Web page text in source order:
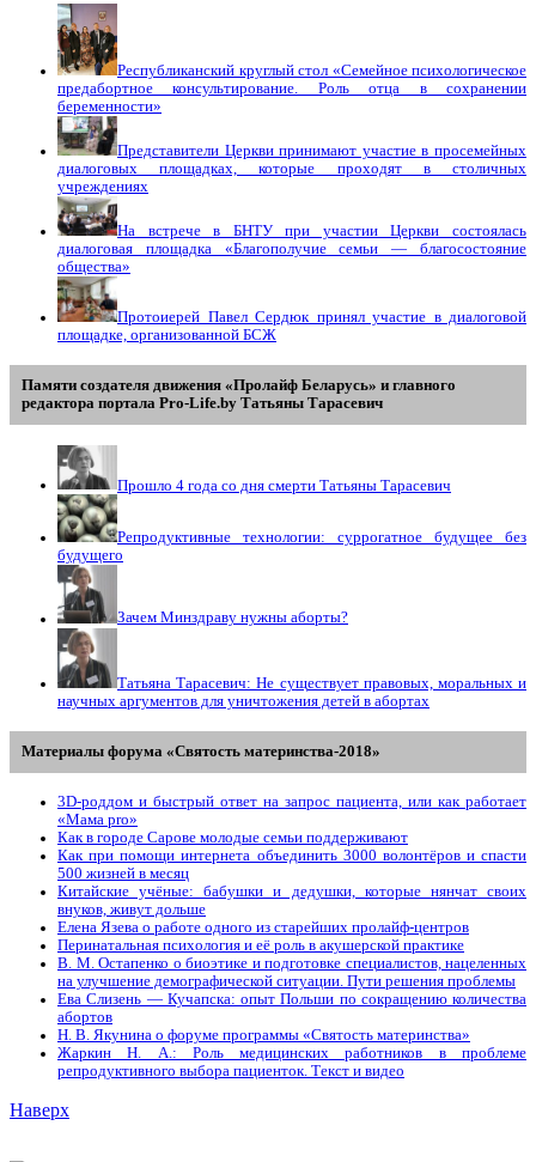
Республиканский круглый стол «Семейное психологическое
предабортное консультирование. Роль отца в сохранении
беременности»
Представители Церкви принимают участие в просемейных
диалоговых площадках, которые проходят в столичных
учреждениях
На встрече в БНТУ при участии Церкви состоялась
диалоговая площадка «Благополучие семьи — благосостояние
общества»
Протоиерей Павел Сердюк принял участие в диалоговой
площадке, организованной БСЖ
Памяти создателя движения «Пролайф Беларусь» и главного
редактора портала Pro-Life.by Tатьяны Tарасевич
Прошло 4 года со дня смерти Татьяны Тарасевич
Репродуктивные технологии: суррогатное будущее без
будущего
Зачем Минздраву нужны аборты?
Татьяна Тарасевич: Не существует правовых, моральных и
научных аргументов для уничтожения детей в абортах
Материалы форума «Святость материнства-2018»
3D-роддом и быстрый ответ на запрос пациента, или как работает
«Мама prо»
Как в городе Сарове молодые семьи поддерживают
Как при помощи интернета объединить 3000 волонтёров и спасти
500 жизней в месяц
Китайские учёные: бабушки и дедушки, которые нянчат своих
внуков, живут дольше
Елена Язева о работе одного из старейших пролайф-центров
Перинатальная психология и её роль в акушерской практике
В. М. Остапенко о биоэтике и подготовке специалистов, нацеленных
на улучшение демографической ситуации. Пути решения проблемы
Ева Слизень — Кучапска: опыт Польши по сокращению количества
абортов
Н. В. Якунина о форуме программы «Святость материнства»
Жаркин Н. А.: Роль медицинских работников в проблеме
репродуктивного выбора пациенток. Tекст и видео
Наверх